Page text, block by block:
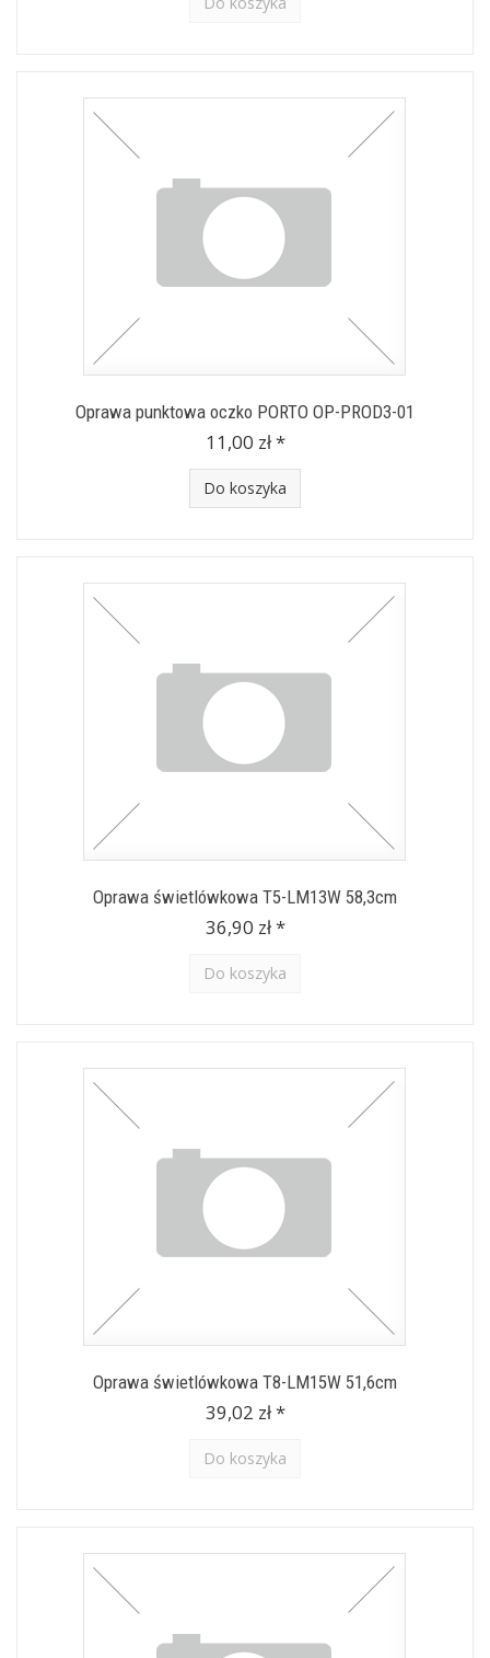
Oprawa punktowa oczko PORTO OP-PROD3-01
11,00 zł *
Do koszyka
Oprawa świetlówkowa T5-LM13W 58,3cm
36,90 zł *
Do koszyka
Oprawa świetlówkowa T8-LM15W 51,6cm
39,02 zł *
Do koszyka